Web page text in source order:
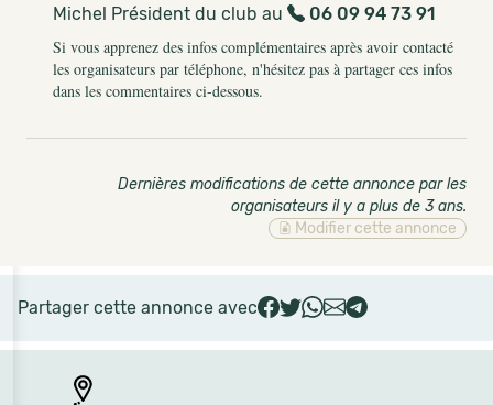
Michel Président du club au
06 09 94 73 91
Si vous apprenez des infos complémentaires après avoir contacté
les organisateurs par téléphone, n'hésitez pas à partager ces infos
dans les commentaires ci-dessous.
Dernières modifications de cette annonce par les
organisateurs il y a plus de 3 ans.
Modifier cette annonce
Partager cette annonce avec